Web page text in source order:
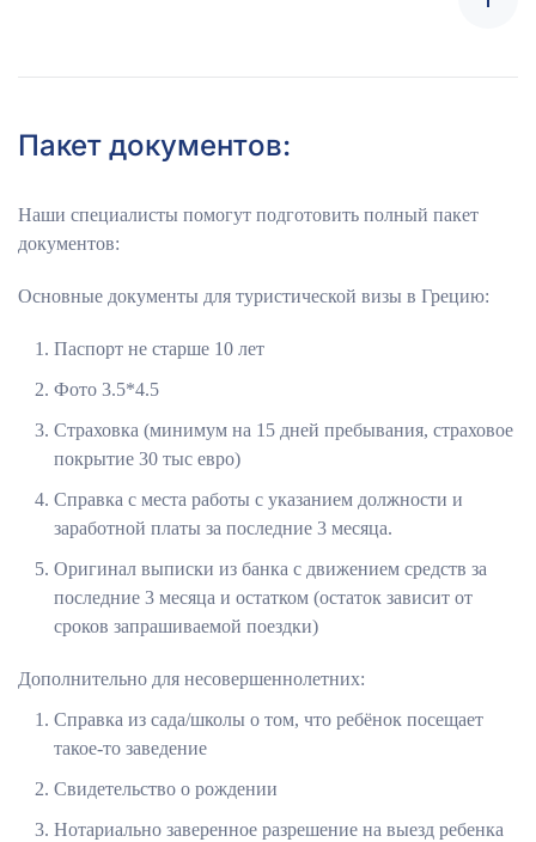
Пакет документов:
Наши специалисты помогут подготовить полный пакет
документов:
Основные документы для туристической визы в Грецию:
Паспорт не старше 10 лет
Фото 3.5*4.5
Страховка (минимум на 15 дней пребывания, страховое
покрытие 30 тыс евро)
Справка с места работы с указанием должности и
заработной платы за последние 3 месяца.
Оригинал выписки из банка с движением средств за
последние 3 месяца и остатком (остаток зависит от
сроков запрашиваемой поездки)
Дополнительно для несовершеннолетних:
Справка из сада/школы о том, что ребёнок посещает
такое-то заведение
Свидетельство о рождении
Нотариально заверенное разрешение на выезд ребенка